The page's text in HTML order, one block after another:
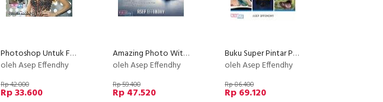
Photoshop Untuk Fotografi CS6
oleh Asep Effendhy
Rp 42.000
Rp 33.600
Amazing Photo With Photoshop : Mengolah Foto Biasa Menjadi 'Wah'
oleh Asep Effendhy
Rp 59.400
Rp 47.520
Buku Super Pintar Photoshop Mahir Secara Otodidak
oleh Asep Effendhy
Rp 86.400
Rp 69.120